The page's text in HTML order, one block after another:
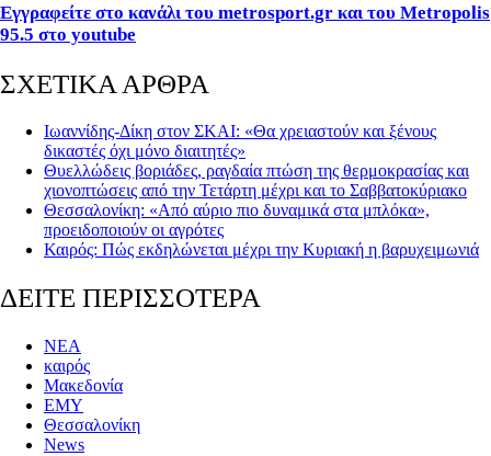
Εγγραφείτε στο κανάλι του metrosport.gr και του Metropolis
95.5 στο youtube
ΣΧΕΤΙΚΑ ΑΡΘΡΑ
Ιωαννίδης-Δίκη στον ΣΚΑΙ: «Θα χρειαστούν και ξένους
δικαστές όχι μόνο διαιτητές»
Θυελλώδεις βοριάδες, ραγδαία πτώση της θερμοκρασίας και
χιονοπτώσεις από την Τετάρτη μέχρι και το Σαββατοκύριακο
Θεσσαλονίκη: «Από αύριο πιο δυναμικά στα μπλόκα»,
προειδοποιούν οι αγρότες
Καιρός: Πώς εκδηλώνεται μέχρι την Κυριακή η βαρυχειμωνιά
ΔΕΙΤΕ ΠΕΡΙΣΣΟΤΕΡΑ
ΝΕΑ
καιρός
Μακεδονία
ΕΜΥ
Θεσσαλονίκη
News